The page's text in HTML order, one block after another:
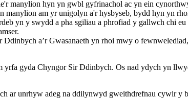
manylion hyn yn gwbl gyfrinachol ac yn ein
am yr unigolyn a'r hysbyseb, bydd hyn yn
yn y swydd a pha sgiliau a phrofiad y gallwch chi
a’r Gwasanaeth yn rhoi mwy o
yrfa gyda Chyngor Sir Ddinbych. Os nad ydych yn
ar unrhyw adeg na ddilynwyd gweithdrefnau cywir y